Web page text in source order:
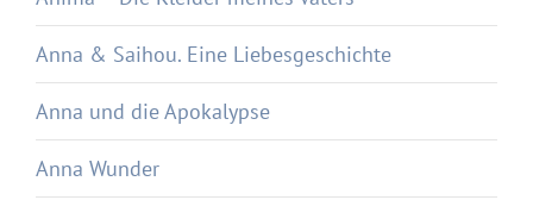
Anna & Saihou. Eine Liebesgeschichte
Anna und die Apokalypse
Anna Wunder